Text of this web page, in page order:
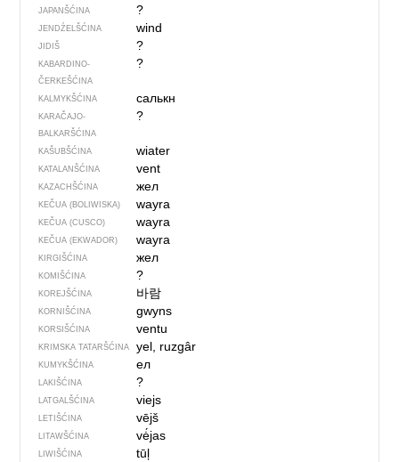
JAPANŠĆINA ?
JENDŹELŠĆINA wind
JIDIŠ ?
KABARDINO-
ČERKEŠĆINA
?
KALMYKŠĆINA салькн
KARAČAJO-
BALKARŠĆINA
?
KAŠUBŠĆINA wiater
KATALANŠĆINA vent
KAZACHŠĆINA жел
KEČUA (BOLIWISKA) wayra
KEČUA (CUSCO) wayra
KEČUA (EKWADOR) wayra
KIRGIŠĆINA жел
KOMIŠĆINA ?
KOREJŠĆINA 바람
KORNIŠĆINA gwyns
KORSIŠĆINA ventu
KRIMSKA TATARŠĆINA yel, ruzgâr
KUMYKŠĆINA ел
LAKIŠĆINA ?
LATGALŠĆINA viejs
LETIŠĆINA vējš
LITAWŠĆINA vė́jas
LIWIŠĆINA tūļ